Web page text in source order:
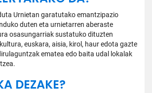
Urnietan garatutako emantzipazio
duten eta urnietarren aberaste
osasungarriak sustatuko dituzten
euskara, aisia, kirol, haur edota gazte
ematea edo baita udal lokalak
DEZAKE?